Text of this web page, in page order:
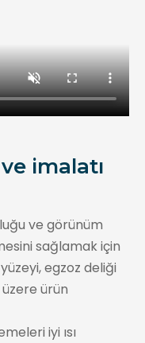
ve imalatı
ve görünüm
sağlamak için
egzoz deliği
ürün
iyi ısı